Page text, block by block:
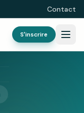
Contact
S'inscrire